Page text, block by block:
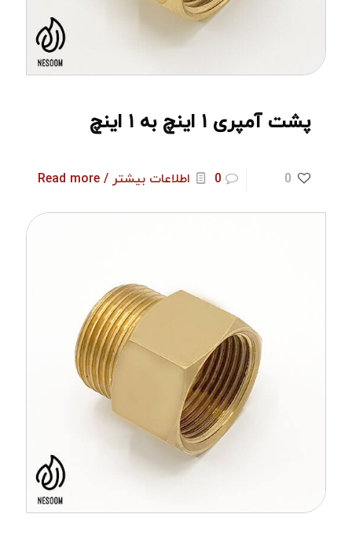
پشت آمپری ۱ اینچ به ۱ اینچ
0
0 اطلاعات بیشتر / Read more